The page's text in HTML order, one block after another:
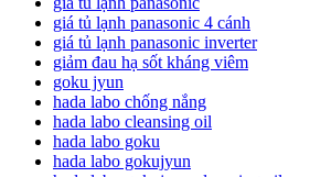
giá tủ lạnh panasonic 4 cánh
giá tủ lạnh panasonic inverter
giảm đau hạ sốt kháng viêm
goku jyun
hada labo chống nắng
hada labo cleansing oil
hada labo goku
hada labo gokujyun